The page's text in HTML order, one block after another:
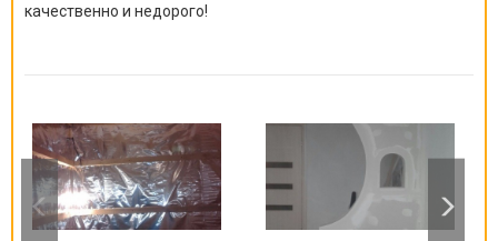
качественно и недорого!